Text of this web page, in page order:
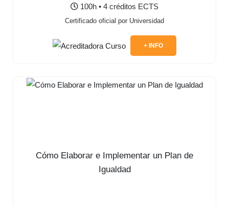
100h • 4 créditos ECTS
Certificado oficial por Universidad
+ INFO
Cómo Elaborar e Implementar un Plan de
Igualdad